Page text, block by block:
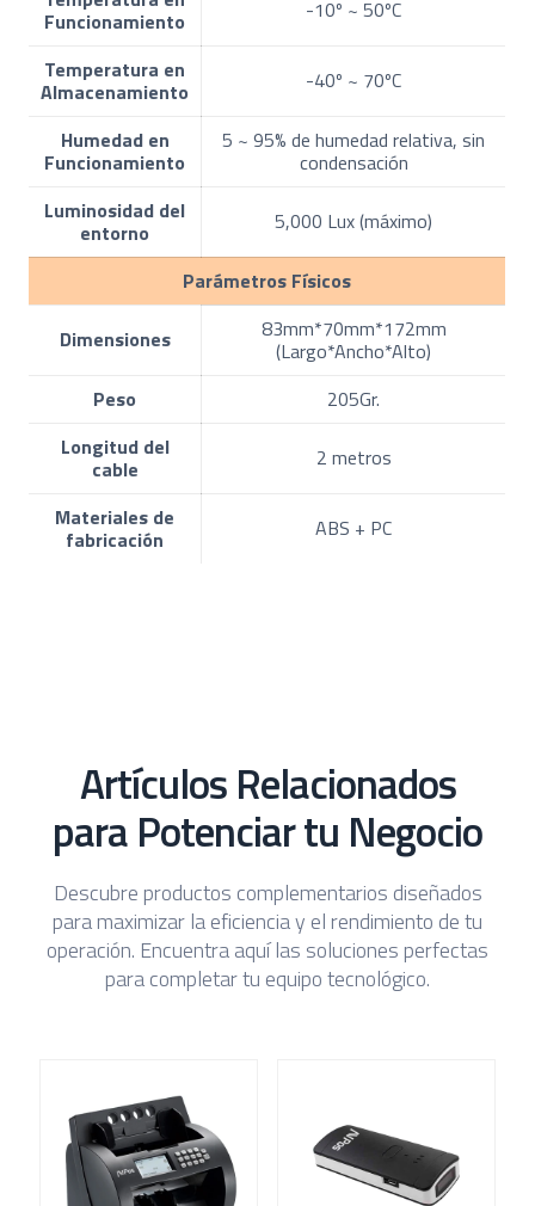
Funcionamiento -10º ~ 50ºC
Temperatura en
Almacenamiento -40º ~ 70ºC
Humedad en
Funcionamiento
5 ~ 95% de humedad relativa, sin
condensación
Luminosidad del
entorno 5,000 Lux (máximo)
Parámetros Físicos
Dimensiones 83mm*70mm*172mm
(Largo*Ancho*Alto)
Peso
205Gr.
Longitud del
cable 2 metros
Materiales de
fabricación ABS + PC
Artículos Relacionados
para Potenciar tu Negocio
Descubre productos complementarios diseñados
para maximizar la eficiencia y el rendimiento de tu
operación. Encuentra aquí las soluciones perfectas
para completar tu equipo tecnológico.